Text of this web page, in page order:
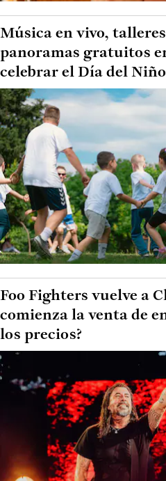
Música en vivo,
panoramas gratuitos
celebrar el Día del Niño
Foo Fighters vuelve a
comienza la venta de
los precios?